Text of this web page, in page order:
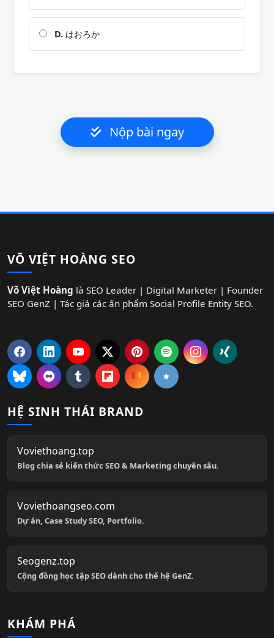
D. はおろか
Nộp bài ngay
VÕ VIỆT HOÀNG SEO
Võ Việt Hoàng là SEO Leader | Digital Marketer | Founder
SEO GenZ | Tác giả các ấn phẩm Social Profile Entity SEO.
HỆ SINH THÁI BRAND
Voviethoang.top
Blog chia sẻ kiến thức SEO & Marketing chuyên sâu.
Voviethoangseo.com
Dự án, Case Study SEO, Portfolio.
Seogenz.top
Cộng đồng học tập SEO dành cho thế hệ GenZ.
KHÁM PHÁ